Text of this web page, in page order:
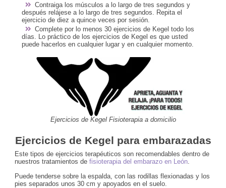
Contraiga los músculos a lo largo de tres segundos y
después relájese a lo largo de tres segundos. Repita el
ejercicio de diez a quince veces por sesión.
Complete por lo menos 30 ejercicios de Kegel todo los
días. Lo práctico de los ejercicios de Kegel es que usted
puede hacerlos en cualquier lugar y en cualquier momento.
Ejercicios de Kegel Fisioterapia a domicilio
Ejercicios de Kegel para embarazadas
Este tipos de ejercicios terapéuticos son recomendables dentro de
nuestros tratamientos de fisioterapia del embarazo en León
Puede tenderse sobre la espalda, con las rodillas flexionadas y los
pies separados unos 30 cm y apoyados en el suelo.